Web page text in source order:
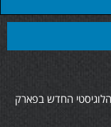
החדש בפארק